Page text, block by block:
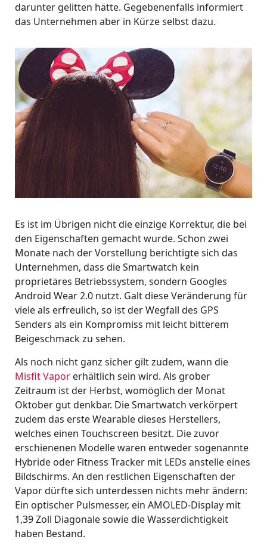
darunter gelitten hätte. Gegebenenfalls informiert
das Unternehmen aber in Kürze selbst dazu.
Es ist im Übrigen nicht die einzige Korrektur, die bei
den Eigenschaften gemacht wurde. Schon zwei
Monate nach der Vorstellung berichtigte sich das
Unternehmen, dass die Smartwatch kein
proprietäres Betriebssystem, sondern Googles
Android Wear 2.0 nutzt. Galt diese Veränderung für
viele als erfreulich, so ist der Wegfall des GPS
Senders als ein Kompromiss mit leicht bitterem
Beigeschmack zu sehen.
Als noch nicht ganz sicher gilt zudem, wann die
Misfit Vapor erhältlich sein wird. Als grober
Zeitraum ist der Herbst, womöglich der Monat
Oktober gut denkbar. Die Smartwatch verkörpert
zudem das erste Wearable dieses Herstellers,
welches einen Touchscreen besitzt. Die zuvor
erschienenen Modelle waren entweder sogenannte
Hybride oder Fitness Tracker mit LEDs anstelle eines
Bildschirms. An den restlichen Eigenschaften der
Vapor dürfte sich unterdessen nichts mehr ändern:
Ein optischer Pulsmesser, ein AMOLED-Display mit
1,39 Zoll Diagonale sowie die Wasserdichtigkeit
haben Bestand.